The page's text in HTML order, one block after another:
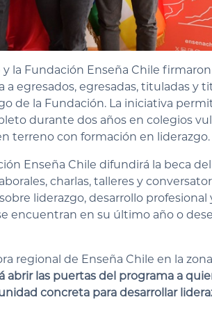
y la Fundación Enseña Chile
egresados, egresadas, tituladas y
de la Fundación. La iniciativa
durante dos años en colegios
terreno con formación en liderazgo.
Enseña Chile difundirá la beca
charlas, talleres y
liderazgo, desarrollo profesional
encuentran en su último año o
regional de Enseña Chile en la
abrir las puertas del programa a
concreta para desarrollar